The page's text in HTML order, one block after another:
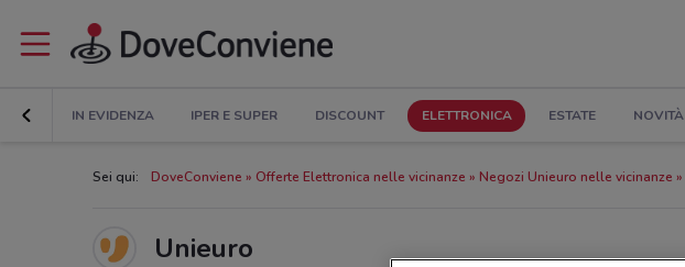
IN EVIDENZA IPER E SUPER DISCOUNT ELETTRONICA ESTATE NOVITÀ
Sei qui: DoveConviene Offerte Elettronica nelle vicinanze Negozi Unieuro nelle vicinanze
Unieuro